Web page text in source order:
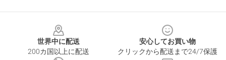
世界中に配送
200カ国以上に配送
安心してお買い物
クリックから配送まで24/7保護